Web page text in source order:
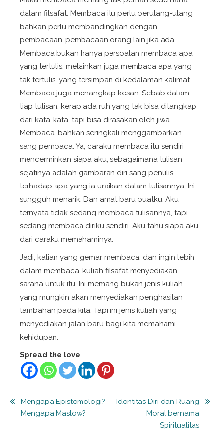
dalam filsafat. Membaca itu perlu berulang-ulang,
bahkan perlu membandingkan dengan
pembacaan-pembacaan orang lain jika ada.
Membaca bukan hanya persoalan membaca apa
yang tertulis, melainkan juga membaca apa yang
tak tertulis, yang tersimpan di kedalaman kalimat.
Membaca juga menangkap kesan. Sebab dalam
tiap tulisan, kerap ada ruh yang tak bisa ditangkap
dari kata-kata, tapi bisa dirasakan oleh jiwa.
Membaca, bahkan seringkali menggambarkan
sang pembaca. Ya, caraku membaca itu sendiri
mencerminkan siapa aku, sebagaimana tulisan
sejatinya adalah gambaran diri sang penulis
terhadap apa yang ia uraikan dalam tulisannya. Ini
sungguh menarik. Dan amat baru buatku. Aku
ternyata tidak sedang membaca tulisannya, tapi
sedang membaca diriku sendiri. Aku tahu siapa aku
dari caraku memahaminya.
Jadi, kalian yang gemar membaca, dan ingin lebih
dalam membaca, kuliah filsafat menyediakan
sarana untuk itu. Ini memang bukan jenis kuliah
yang mungkin akan menyediakan penghasilan
tambahan pada kita. Tapi ini jenis kuliah yang
menyediakan jalan baru bagi kita memahami
kehidupan.
Spread the love
Post
navigation
Mengapa Epistemologi?
Mengapa Maslow?
Identitas Diri dan Ruang
Moral bernama
Spiritualitas